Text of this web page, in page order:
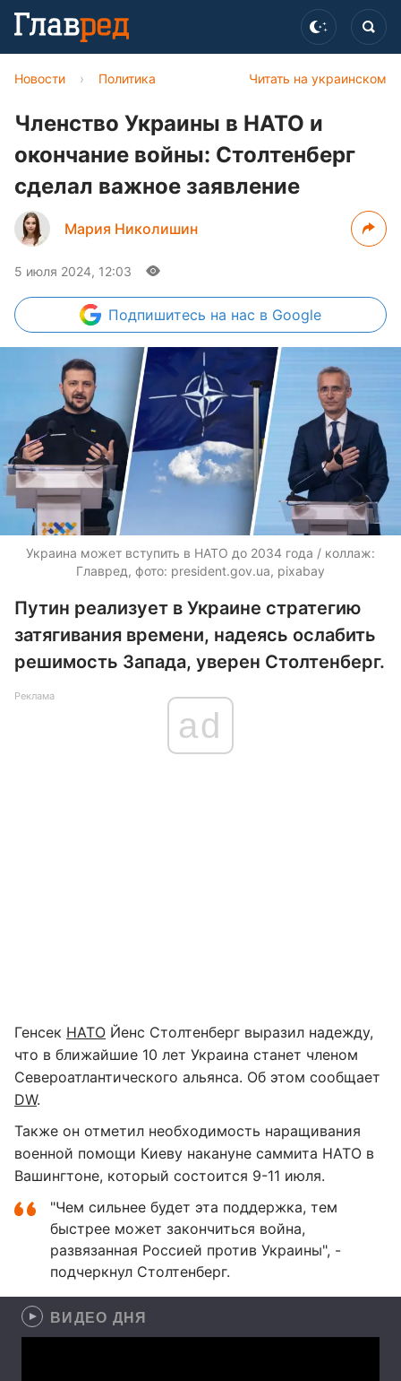
Читать на украинском
Новости › Политика
Членство Украины в НАТО и
окончание войны: Столтенберг
сделал важное заявление
Мария Николишин
5 июля 2024, 12:03
Подпишитесь на нас в Google
Украина может вступить в НАТО до 2034 года / коллаж:
Главред, фото: president.gov.ua, pixabay
Путин реализует в Украине стратегию
затягивания времени, надеясь ослабить
решимость Запада, уверен Столтенберг.
Реклама
ad
Генсек НАТО Йенс Столтенберг выразил надежду,
что в ближайшие 10 лет Украина станет членом
Североатлантического альянса. Об этом сообщает
DW.
Также он отметил необходимость наращивания
военной помощи Киеву накануне саммита НАТО в
Вашингтоне, который состоится 9-11 июля.
"Чем сильнее будет эта поддержка, тем
быстрее может закончиться война,
развязанная Россией против Украины", -
подчеркнул Столтенберг.
ВИДЕО ДНЯ